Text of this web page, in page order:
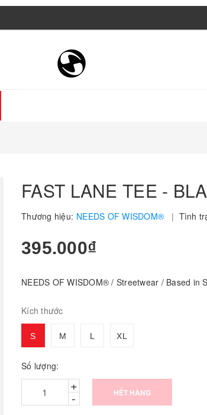
FAST LANE TEE -
Thương hiệu: NEEDS OF WISDOM® | Tình
395.000₫
NEEDS OF WISDOM® / Streetwear / Based in
Kích thước
S M L XL
Số lượng:
+
- HẾT HÀNG